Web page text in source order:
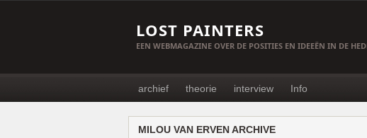
LOST PAINTERS
EEN WEBMAGAZINE OVER DE POSITIES EN IDEEËN IN DE
archief theorie interview Info
MILOU VAN ERVEN ARCHIVE